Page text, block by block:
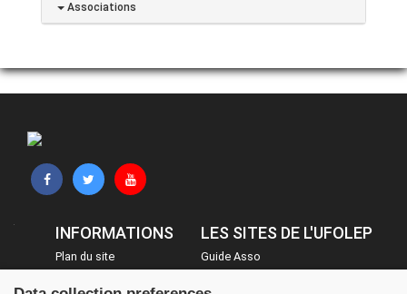
Associations
INFORMATIONS
Plan du site
LES SITES DE L'UFOLEP
Guide Asso